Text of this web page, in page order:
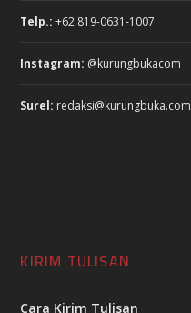
Telp.: +62 819-0631-1007
Instagram: @kurungbukacom
Surel: redaksi@kurungbuka.com
KIRIM TULISAN
Cara Kirim Tulisan